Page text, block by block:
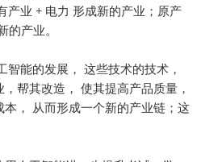
产业 + 电力 形成新的产业；原产
的产业。
智能的发展， 这些技术的技术，
帮其改造， 使其提高产品质量，
， 从而形成一个新的产业链；这